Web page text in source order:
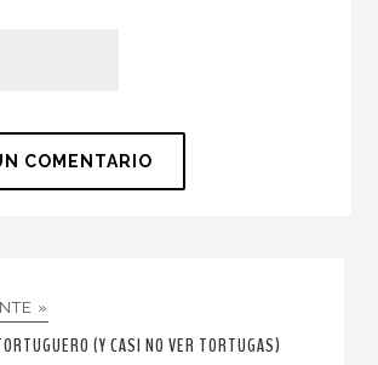
»
(Y CASI NO VER TORTUGAS)